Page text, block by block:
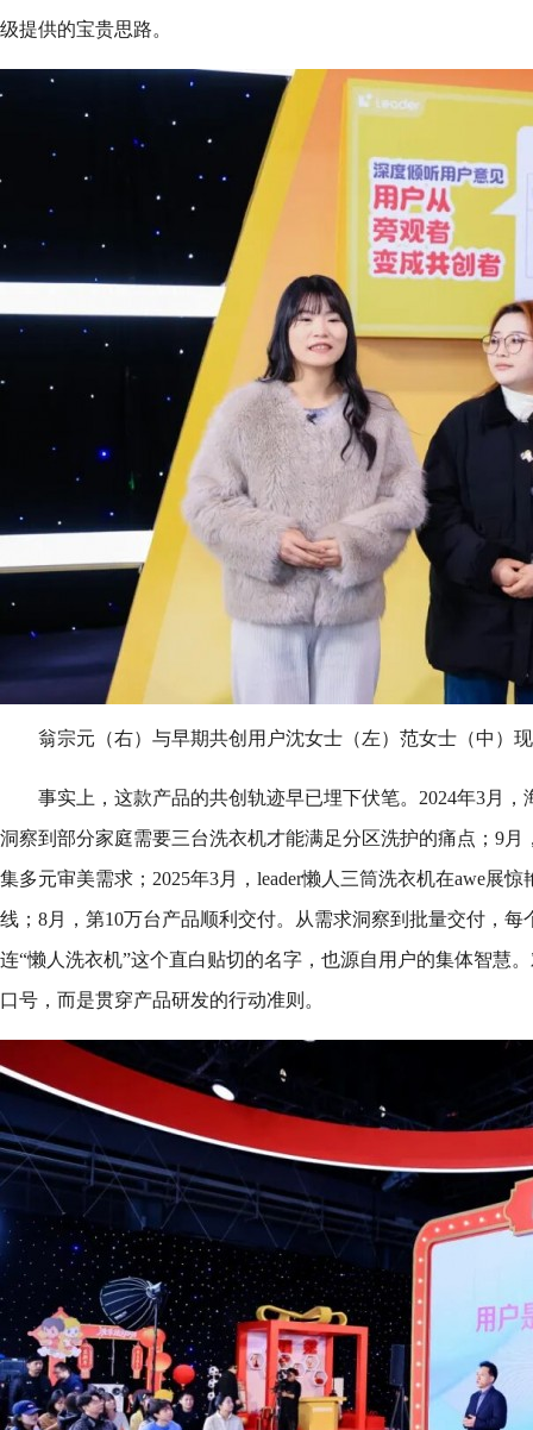
级提供的宝贵思路。
翁宗元（右）与早期共创用户沈女士（左）范女士（中）
事实上，这款产品的共创轨迹早已埋下伏笔。2024年3月
洞察到部分家庭需要三台洗衣机才能满足分区洗护的痛点；9月
集多元审美需求；2025年3月，leader懒人三筒洗衣机在awe展
线；8月，第10万台产品顺利交付。从需求洞察到批量交付，
连“懒人洗衣机”这个直白贴切的名字，也源自用户的集体智慧
口号，而是贯穿产品研发的行动准则。